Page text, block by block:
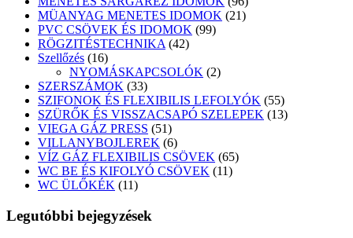
termék
MÜANYAG MENETES IDOMOK 2121
PVC CSÖVEK ÉS IDOMOK 9999
RÖGZITÉSTECHNIKA 4242
Szellőzés 1616
termék
NYOMÁSKAPCSOLÓK 22
SZERSZÁMOK 3333
termék
SZIFONOK ÉS FLEXIBILIS LEFOLYÓK 5555
termék
SZÜRŐK ÉS VISSZACSAPÓ SZELEPEK 1313
VIEGA GÁZ PRESS 5151
termék
VILLANYBOJLEREK 66
termék
VÍZ GÁZ FLEXIBILIS CSÖVEK 6565
WC BE ÉS KIFOLYÓ CSÖVEK 1111
WC ÜLŐKÉK 1111
Legutóbbi bejegyzések